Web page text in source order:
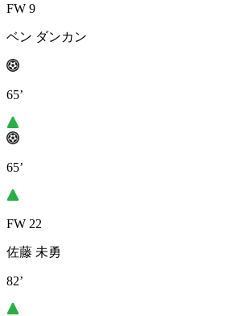
FW 9
ベン ダンカン
65’
65’
FW 22
佐藤 未勇
82’